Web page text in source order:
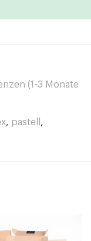
(1-3 Monate
, pastell ,